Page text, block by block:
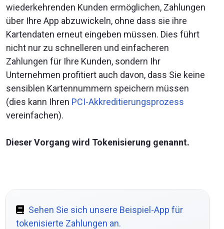
wiederkehrenden Kunden ermöglichen, Zahlungen
über Ihre App abzuwickeln, ohne dass sie ihre
Kartendaten erneut eingeben müssen. Dies führt
nicht nur zu schnelleren und einfacheren
Zahlungen für Ihre Kunden, sondern Ihr
Unternehmen profitiert auch davon, dass Sie keine
sensiblen Kartennummern speichern müssen
(dies kann Ihren PCI-Akkreditierungsprozess
vereinfachen).
Dieser Vorgang wird Tokenisierung genannt.
Sehen Sie sich unsere Beispiel-App für
tokenisierte Zahlungen an.